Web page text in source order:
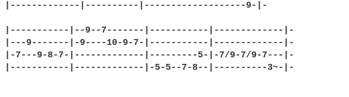
|-------------|----------|-------------------9-|-
|-----------|--9--7-------|-----------|-------------|-
|---9-------|-9----10-9-7-|-----------|-------------|-
|-7---9-8-7-|-------------|---------5-|-7/9-7/9-7---|-
|-----------|-------------|-5-5--7-8--|----------3~-|-